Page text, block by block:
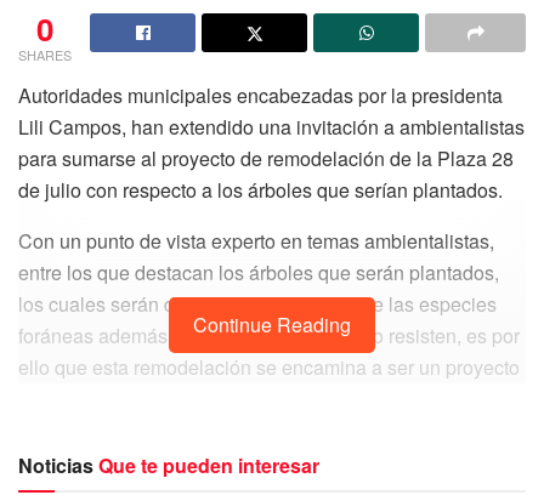
0
SHARES
Autoridades municipales encabezadas por la presidenta
Lili Campos, han extendido una invitación a ambientalistas
para sumarse al proyecto de remodelación de la Plaza 28
de julio con respecto a los árboles que serían plantados.
Con un punto de vista experto en temas ambientalistas,
entre los que destacan los árboles que serán plantados,
los cuales serán de la región debido a que las especies
foráneas además de tener mayor costo, no resisten, es por
ello que esta remodelación se encamina a ser un proyecto
Continue Reading
NoticiasQue te pueden interesar